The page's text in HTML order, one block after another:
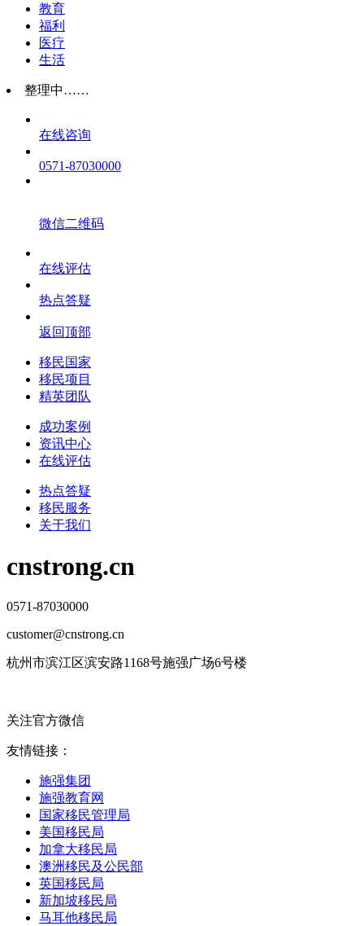
教育
福利
医疗
生活
整理中……
在线咨询
0571-87030000
微信二维码
在线评估
热点答疑
返回顶部
移民国家
移民项目
精英团队
成功案例
资讯中心
在线评估
热点答疑
移民服务
关于我们
cnstrong.cn
0571-87030000
customer@cnstrong.cn
杭州市滨江区滨安路1168号施强广场6号楼
关注官方微信
友情链接：
施强集团
施强教育网
国家移民管理局
美国移民局
加拿大移民局
澳洲移民及公民部
英国移民局
新加坡移民局
马耳他移民局